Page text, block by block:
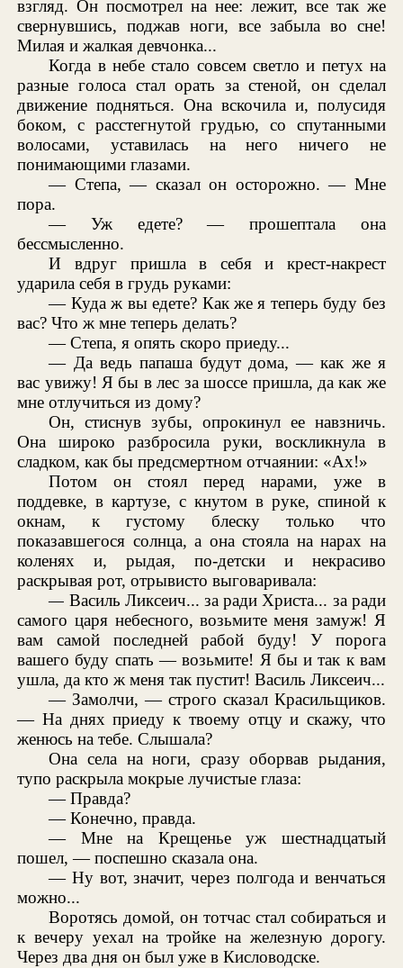
взгляд. Он посмотрел на нее: лежит, все так же
свернувшись, поджав ноги, все забыла во сне!
Милая и жалкая девчонка...
Когда в небе стало совсем светло и петух на
разные голоса стал орать за стеной, он сделал
движение подняться. Она вскочила и, полусидя
боком, с расстегнутой грудью, со спутанными
волосами, уставилась на него ничего не
понимающими глазами.
— Степа, — сказал он осторожно. — Мне
пора.
— Уж едете? — прошептала она
бессмысленно.
И вдруг пришла в себя и крест-накрест
ударила себя в грудь руками:
— Куда ж вы едете? Как же я теперь буду без
вас? Что ж мне теперь делать?
— Степа, я опять скоро приеду...
— Да ведь папаша будут дома, — как же я
вас увижу! Я бы в лес за шоссе пришла, да как же
мне отлучиться из дому?
Он, стиснув зубы, опрокинул ее навзничь.
Она широко разбросила руки, воскликнула в
сладком, как бы предсмертном отчаянии: «Ах!»
Потом он стоял перед нарами, уже в
поддевке, в картузе, с кнутом в руке, спиной к
окнам, к густому блеску только что
показавшегося солнца, а она стояла на нарах на
коленях и, рыдая, по-детски и некрасиво
раскрывая рот, отрывисто выговаривала:
— Василь Ликсеич... за ради Христа... за ради
самого царя небесного, возьмите меня замуж! Я
вам самой последней рабой буду! У порога
вашего буду спать — возьмите! Я бы и так к вам
ушла, да кто ж меня так пустит! Василь Ликсеич...
— Замолчи, — строго сказал Красильщиков.
— На днях приеду к твоему отцу и скажу, что
женюсь на тебе. Слышала?
Она села на ноги, сразу оборвав рыдания,
тупо раскрыла мокрые лучистые глаза:
— Правда?
— Конечно, правда.
— Мне на Крещенье уж шестнадцатый
пошел, — поспешно сказала она.
— Ну вот, значит, через полгода и венчаться
можно...
Воротясь домой, он тотчас стал собираться и
к вечеру уехал на тройке на железную дорогу.
Через два дня он был уже в Кисловодске.